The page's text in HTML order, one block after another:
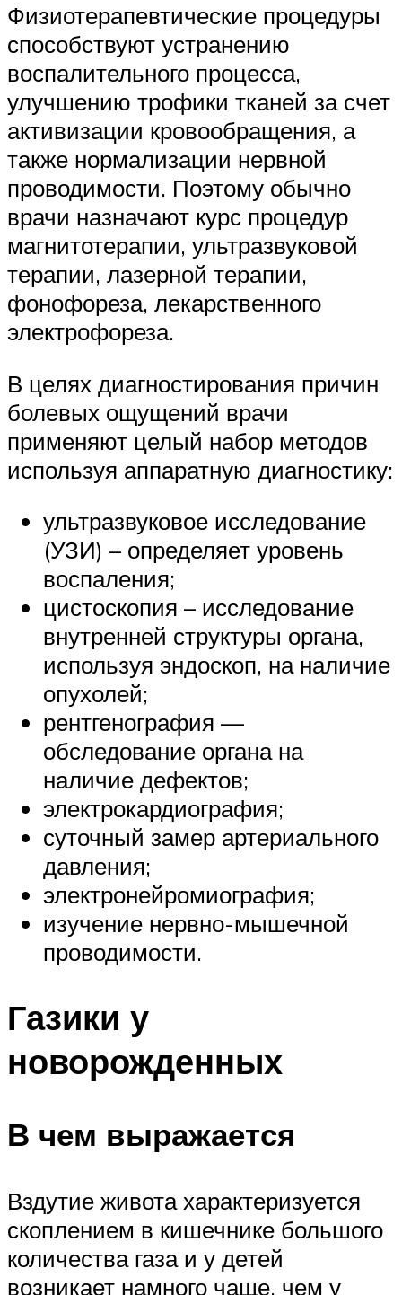
Физиотерапевтические процедуры
способствуют устранению
воспалительного процесса,
улучшению трофики тканей за счет
активизации кровообращения, а
также нормализации нервной
проводимости. Поэтому обычно
врачи назначают курс процедур
магнитотерапии, ультразвуковой
терапии, лазерной терапии,
фонофореза, лекарственного
электрофореза.
В целях диагностирования причин
болевых ощущений врачи
применяют целый набор методов
используя аппаратную диагностику:
ультразвуковое исследование
(УЗИ) – определяет уровень
воспаления;
цистоскопия – исследование
внутренней структуры органа,
используя эндоскоп, на наличие
опухолей;
рентгенография —
обследование органа на
наличие дефектов;
электрокардиография;
суточный замер артериального
давления;
электронейромиография;
изучение нервно-мышечной
проводимости.
Газики у
новорожденных
В чем выражается
Вздутие живота характеризуется
скоплением в кишечнике большого
количества газа и у детей
возникает намного чаще, чем у